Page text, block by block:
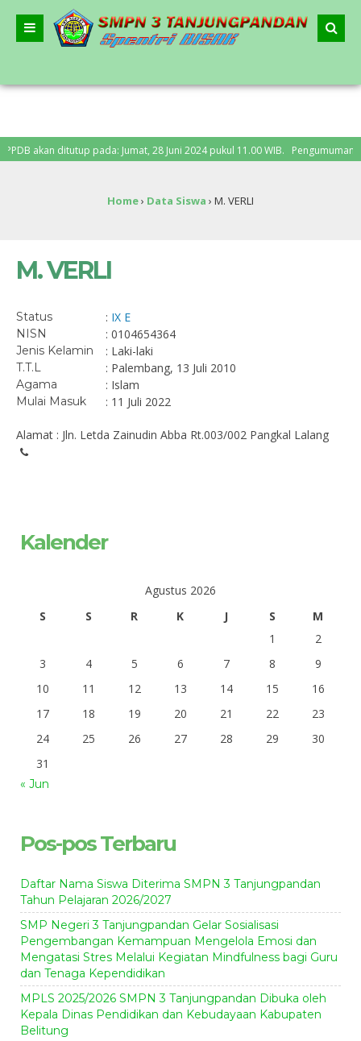
akan ditutup pada: Jumat, 28 Juni 2024 pukul 11.00 WIB. Pengumuman
Home› Data Siswa › M. VERLI
M. VERLI
Status : IX E
NISN : 0104654364
Jenis Kelamin : Laki-laki
T.T.L : Palembang, 13 Juli 2010
Agama : Islam
Mulai Masuk : 11 Juli 2022
Alamat : Jln. Letda Zainudin Abba Rt.003/002 Pangkal Lalang
Kalender
Agustus 2026
S
S R K J S
M
1
2
3
4 5 6 7 8
9
10
11 12 13 14 15
16
17
18 19 20 21 22
23
24
25 26 27 28 29
30
31
« Jun
Pos-pos Terbaru
Daftar Nama Siswa Diterima SMPN 3 Tanjungpandan
Tahun Pelajaran 2026/2027
SMP Negeri 3 Tanjungpandan Gelar Sosialisasi
Pengembangan Kemampuan Mengelola Emosi dan
Mengatasi Stres Melalui Kegiatan Mindfulness bagi Guru
dan Tenaga Kependidikan
MPLS 2025/2026 SMPN 3 Tanjungpandan Dibuka oleh
Kepala Dinas Pendidikan dan Kebudayaan Kabupaten
Belitung